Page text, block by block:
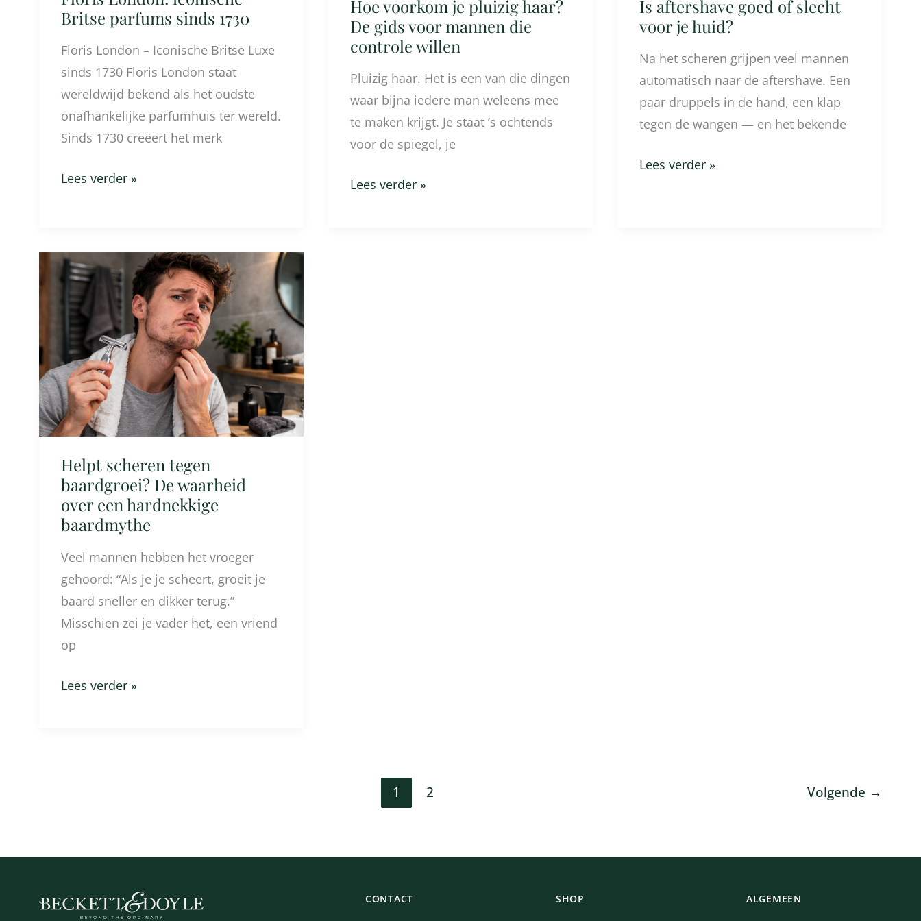
Britse parfums sinds 1730
Floris London – Iconische Britse Luxe
sinds 1730 Floris London staat
wereldwijd bekend als het oudste
onafhankelijke parfumhuis ter wereld.
Sinds 1730 creëert het merk
Lees verder »
Hoe voorkom je pluizig haar?
De gids voor mannen die
controle willen
Pluizig haar. Het is een van die dingen
waar bijna iedere man weleens mee
te maken krijgt. Je staat ’s ochtends
voor de spiegel, je
controle
willen
Lees verder »
Is aftershave goed of slecht
voor je huid?
Na het scheren grijpen veel mannen
automatisch naar de aftershave. Een
paar druppels in de hand, een klap
tegen de wangen — en het bekende
Lees verder »
Helpt scheren tegen
baardgroei? De waarheid
over een hardnekkige
baardmythe
Veel mannen hebben het vroeger
gehoord: “Als je je scheert, groeit je
baard sneller en dikker terug.”
Misschien zei je vader het, een vriend
op
Helpt
scheren
tegen
baardgroei?
De
waarheid
over
een
hardnekkige
baardmythe
Lees verder »
1 2 Volgende →
CONTACT SHOP ALGEMEEN